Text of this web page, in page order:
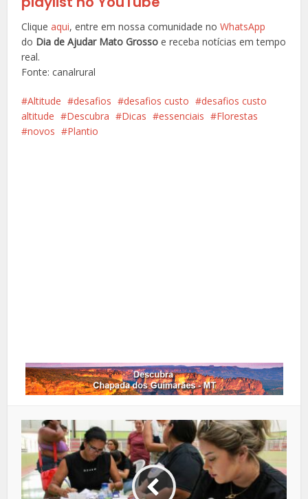
Cliqueaqui, entre em nossa comunidade noWhatsApp
do Dia de Ajudar Mato Grosso e receba notícias em tempo
real.
Fonte: canalrural
Altitude desafios desafios custo
desafios custo
altitude
Descubra Dicas essenciais
Florestas
novos
Plantio